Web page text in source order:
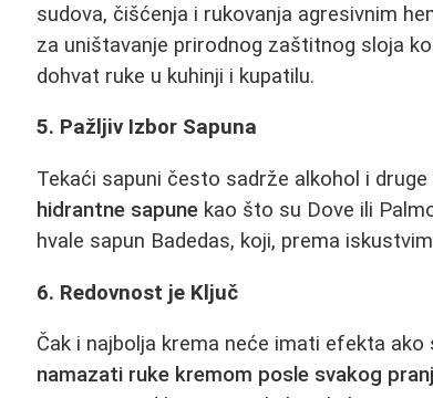
sudova, čišćenja i rukovanja agresivnim
za uništavanje prirodnog zaštitnog sloja
dohvat ruke u kuhinji i kupatilu.
5. Pažljiv Izbor Sapuna
Tekaći sapuni često sadrže alkohol i
hidrantne sapune kao što su Dove ili
hvale sapun Badedas, koji, prema
6. Redovnost je Ključ
Čak i najbolja krema neće imati efekta
namazati ruke kremom posle svakog